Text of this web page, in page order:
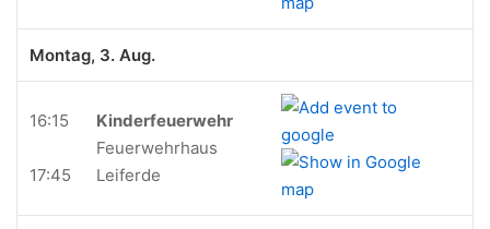
Montag, 3. Aug.
16:15
17:45
Kinderfeuerwehr
Feuerwehrhaus
Leiferde